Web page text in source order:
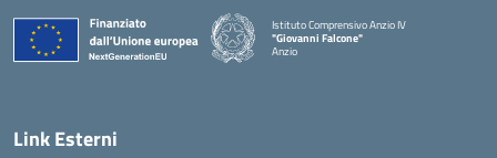
Istituto Comprensivo Anzio IV
"Giovanni Falcone"
Anzio
Link Esterni